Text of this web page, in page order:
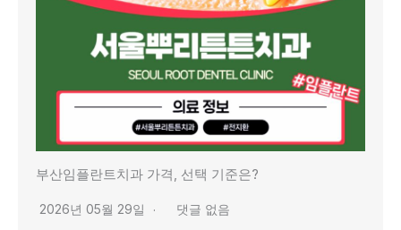
부산임플란트치과 가격, 선택 기준은?
2026년 05월 29일 댓글 없음